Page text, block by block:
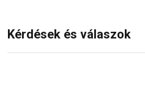
Kérdések és válaszok